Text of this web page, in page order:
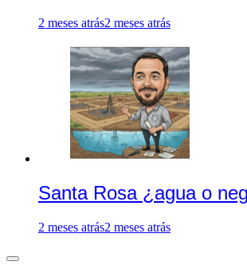
2 meses atrás2 meses atrás
Santa Rosa ¿agua o
2 meses atrás2 meses atrás